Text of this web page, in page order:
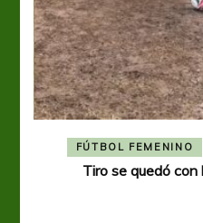
FÚTBOL FEMENINO
Tiro se quedó con